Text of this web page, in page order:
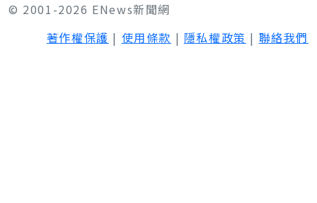
© 2001-2026 ENews新聞網
著作權保護 | 使用條款 | 隱私權政策 | 聯絡我們